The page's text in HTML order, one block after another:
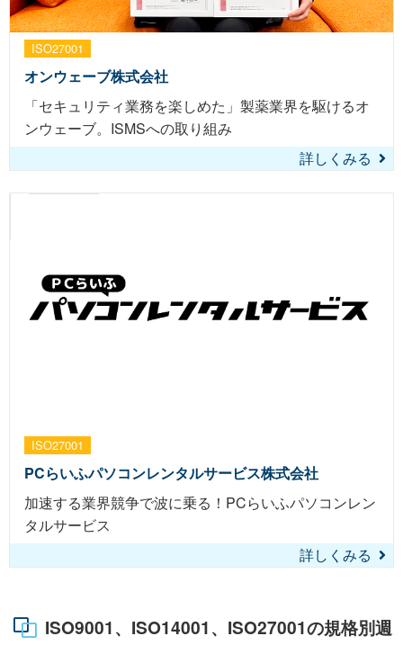
ISO27001
オンウェーブ株式会社
「セキュリティ業務を楽しめた」製薬業界を駆けるオ
ンウェーブ。ISMSへの取り組み
詳しくみる
ISO27001
PCらいふパソコンレンタルサービス株式会社
加速する業界競争で波に乗る！PCらいふパソコンレン
タルサービス
詳しくみる
ISO9001、ISO14001、ISO27001の規格別週